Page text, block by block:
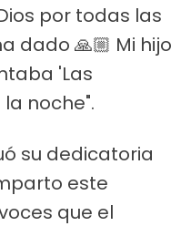
por todas las
dado 🙏🏼 Mi hijo
'Las
noche".
su dedicatoria
este
que el